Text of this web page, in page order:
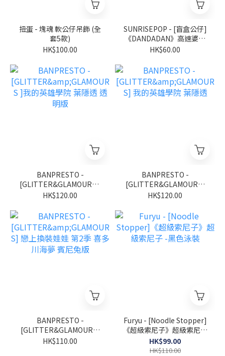
扭蛋 - 塊魂 軟公仔吊飾 (全
套5款)
HK$100.00
SUNRISEPOP - [盲盒公仔]
《DANDADAN》高速婆婆
達摩盲盒擺設 第二彈 金屬
4)
HK$60.00
BANPRESTO -
[GLITTER&GLAMOURS ]
我的英雄學院 葉隱透 透明
HK$120.00
BANPRESTO -
[GLITTER&GLAMOURS]
我的英雄學院 葉隱透
HK$120.00
BANPRESTO -
[GLITTER&GLAMOURS]
戀上換裝娃娃 第2季 喜多川
HK$110.00
Furyu - [Noodle Stopper]
《超級索尼子》超級索尼子
-黑色泳裝
HK$99.00
HK$110.00